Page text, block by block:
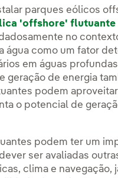
parques eólicos
'offshore' flutuante
no
como um fator
em águas
geração de energia
podem
o potencial de
podem ter um
ser avaliadas
clima e navegação,